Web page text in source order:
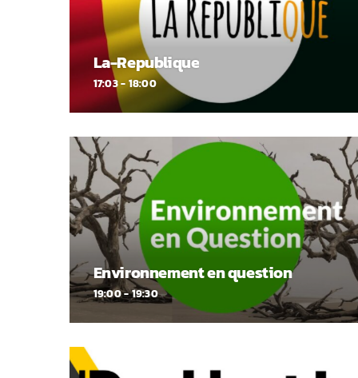
La-Republique
17:03 - 18:00
Environnement en question
19:00 - 19:30